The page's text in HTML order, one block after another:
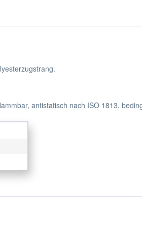
antistatisch nach ISO 1813,